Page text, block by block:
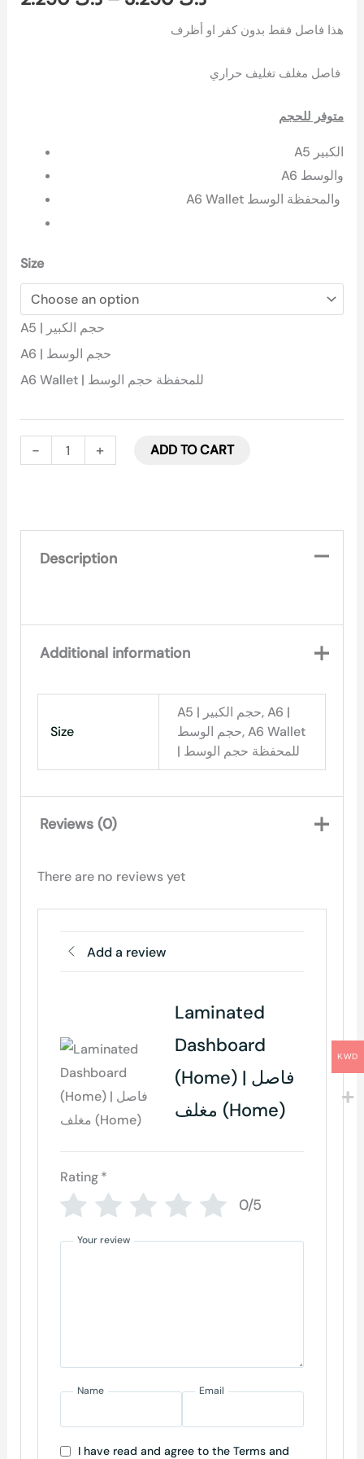
هذا فاصل فقط بدون كفر او أظرف
متوفر للحجم
A5 الكبير
A6 والوسط
Size
A5 | حجم الكبير
A6 | حجم الوسط
A6 Wallet | للمحفظة حجم الوسط
- + ADD TO CART
Description
Additional information
Size
A5 | حجم الكبير, A6 |
حجم الوسط, A6 Wallet
| للمحفظة حجم الوسط
Reviews (0)
There are no reviews yet
Add a review
Laminated
Dashboard
(Home) | فاصل
مغلف (Home)
Rating*
0/5
Your review
Name Email
I have read and agree to the Terms and
KWD